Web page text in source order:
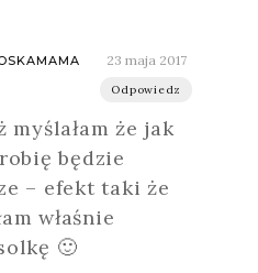
23 maja 2017
Odpowiedz
myślałam że jak
będzie
– efekt taki że
właśnie
🙂